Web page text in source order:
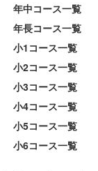
年中コース一覧
年長コース一覧
小1コース一覧
小2コース一覧
小3コース一覧
小4コース一覧
小5コース一覧
小6コース一覧